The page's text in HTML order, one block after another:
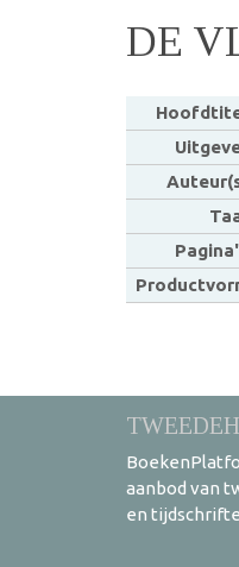
DE
aanbod van
en